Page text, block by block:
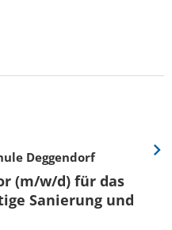
Deggendorf
(m/w/d) für das
Sanierung und
Eine